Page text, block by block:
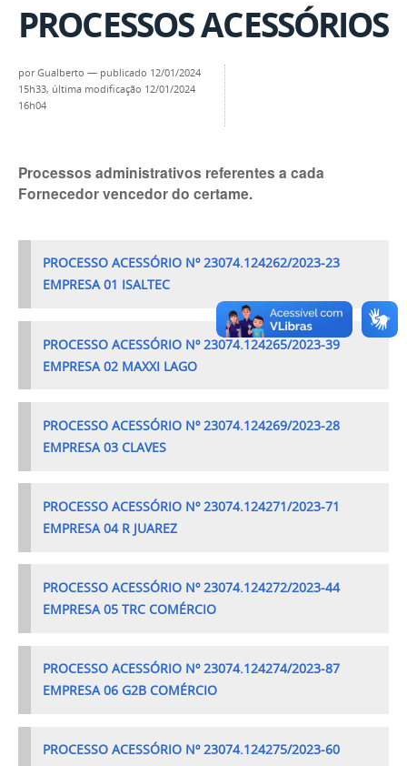
PROCESSOS ACESSÓRIOS
porGualberto — publicado 12/01/2024
15h33, última modificação 12/01/2024
16h04
Processos administrativos referentes a cada
Fornecedor vencedor do certame.
PROCESSO ACESSÓRIO Nº 23074.124262/2023-23
EMPRESA 01 ISALTEC
PROCESSO ACESSÓRIO Nº 23074.124265/2023-39
EMPRESA 02 MAXXI LAGO
PROCESSO ACESSÓRIO Nº 23074.124269/2023-28
EMPRESA 03 CLAVES
PROCESSO ACESSÓRIO Nº 23074.124271/2023-71
EMPRESA 04 R JUAREZ
PROCESSO ACESSÓRIO Nº 23074.124272/2023-44
EMPRESA 05 TRC COMÉRCIO
PROCESSO ACESSÓRIO Nº 23074.124274/2023-87
EMPRESA 06 G2B COMÉRCIO
PROCESSO ACESSÓRIO Nº 23074.124275/2023-60